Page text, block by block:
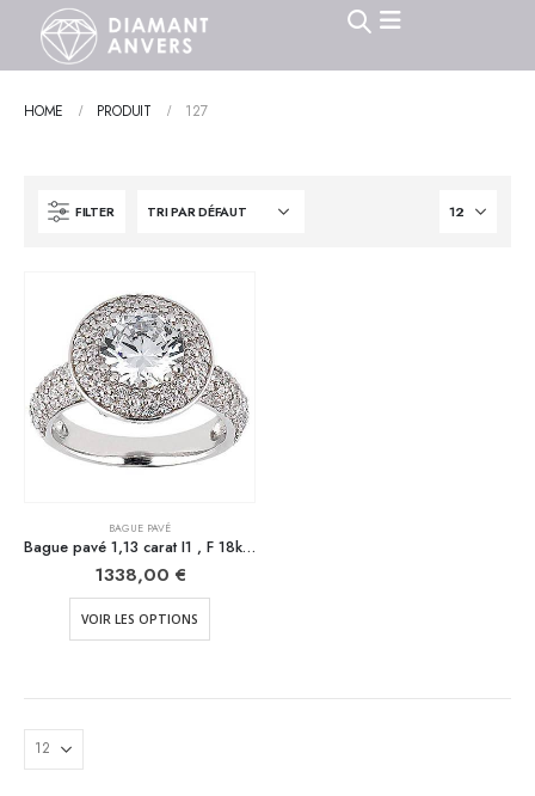
HOME PRODUIT 127
FILTER
BAGUE PAVÉ
Bague pavé 1,13 carat I1 , F 18k or blanc – 18k or jaune
1338,00 €
VOIR LES OPTIONS